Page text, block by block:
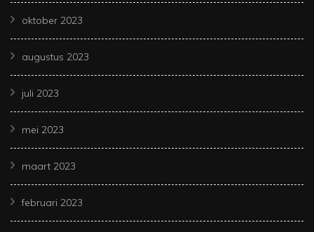
oktober 2023
augustus 2023
juli 2023
mei 2023
maart 2023
februari 2023